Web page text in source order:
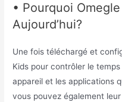
• Pourquoi
Aujourd’hui?
Une fois téléchargé et
Kids pour contrôler le
appareil et les applications
vous pouvez également